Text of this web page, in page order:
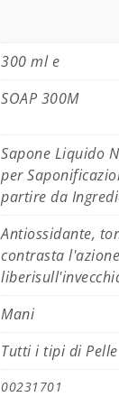
300 ml e
SOAP 300M
Sapone Liquido
per
partire da
Antiossidante,
contrasta
Mani
Tutti i tipi di Pelle
00231701